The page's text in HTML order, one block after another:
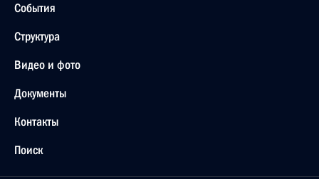
События
Структура
Видео и фото
Документы
Контакты
Поиск